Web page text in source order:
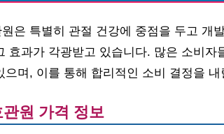
원은 특별히 관절 건강에 중점을 두고 개
효과가 각광받고 있습니다. 많은 소비
으며, 이를 통해 합리적인 소비 결정을
관원 가격 정보